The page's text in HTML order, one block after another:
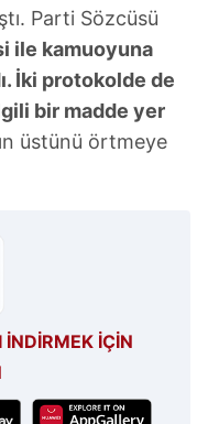
Parti Sözcüsü
ile kamuoyuna
İki protokolde de
bir madde yer
üstünü örtmeye
İÇİN